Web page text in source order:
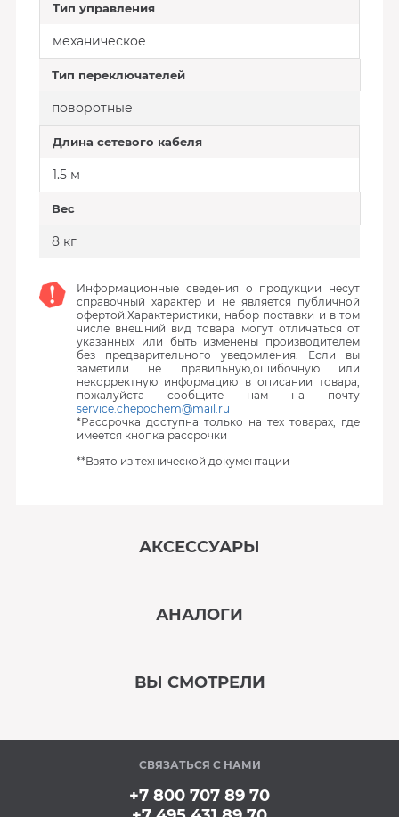
Тип управления
механическое
Тип переключателей
поворотные
Длина сетевого кабеля
1.5 м
Вес
8 кг
Информационные сведения о продукции несут
справочный характер и не является публичной
офертой.Характеристики, набор поставки и в том
числе внешний вид товара могут отличаться от
указанных или быть изменены производителем
без предварительного уведомления. Если вы
заметили не правильную,ошибочную или
некорректную информацию в описании товара,
пожалуйста сообщите нам на почту
service.chepochem@mail.ru
*Рассрочка доступна только на тех товарах, где
имеется кнопка рассрочки
**Взято из технической документации
АКСЕССУАРЫ
АНАЛОГИ
ВЫ СМОТРЕЛИ
В наличии
СВЯЗАТЬСЯ С НАМИ
+7 800 707 89 70